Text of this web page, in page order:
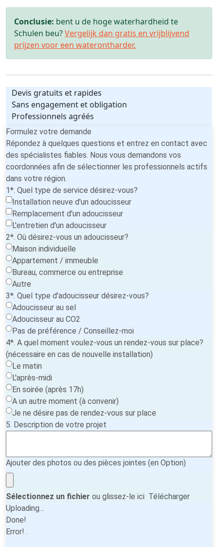
Conclusie: bent u de hoge waterhardheid te
Schulen beu?Vergelijk dan gratis en vrijblijvend
prijzen voor een waterontharder.
Devis gratuits et rapides
Sans engagement et obligation
Professionnels agréés
Formulez votre demande
Répondez à quelques questions et entrez en contact avec
des spécialistes fiables. Nous vous demandons vos
coordonnées afin de sélectionner les professionnels actifs
dans votre région.
1*. Quel type de service désirez-vous?
Installation neuve d'un adoucisseur
Remplacement d'un adoucisseur
L'entretien d'un adoucisseur
2*. Où désirez-vous un adoucisseur?
Maison individuelle
Appartement / immeuble
Bureau, commerce ou entreprise
Autre
3*. Quel type d'adoucisseur désirez-vous?
Adoucisseur au sel
Adoucisseur au CO2
Pas de préférence / Conseillez-moi
4*. A quel moment voulez-vous un rendez-vous sur place?
(nécessaire en cas de nouvelle installation)
Le matin
L'après-midi
En soirée (après 17h)
A un autre moment (à convenir)
Je ne désire pas de rendez-vous sur place
5. Description de votre projet
Ajouter des photos ou des pièces jointes (en Option)
Sélectionnez un fichier ou glissez-le ici Télécharger
Uploading…
Done!
Error! .